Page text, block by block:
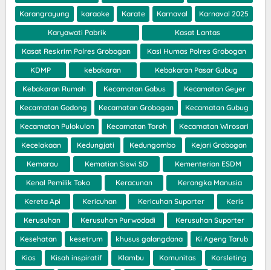
Karangrayung karaoke Karate Karnaval Karnaval 2025
Karyawati Pabrik Kasat Lantas
Kasat Reskrim Polres Grobogan Kasi Humas Polres Grobogan
KDMP kebakaran Kebakaran Pasar Gubug
Kebakaran Rumah Kecamatan Gabus Kecamatan Geyer
Kecamatan Godong Kecamatan Grobogan Kecamatan Gubug
Kecamatan Pulokulon Kecamatan Toroh Kecamatan Wirosari
Kecelakaan Kedungjati Kedungombo Kejari Grobogan
Kemarau Kematian Siswi SD Kementerian ESDM
Kenal Pemilik Toko Keracunan Kerangka Manusia
Kereta Api Kericuhan Kericuhan Suporter Keris
Kerusuhan Kerusuhan Purwodadi Kerusuhan Suporter
Kesehatan kesetrum khusus galangdana Ki Ageng Tarub
Kios Kisah inspiratif Klambu Komunitas Korsleting